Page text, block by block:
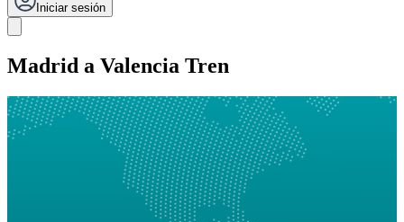
Iniciar sesión
Madrid a Valencia Tren